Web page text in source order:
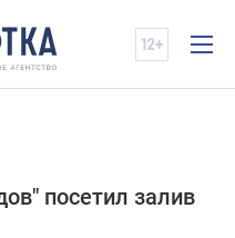
посетил залив